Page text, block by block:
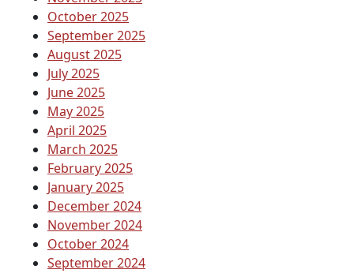
October 2025
September 2025
August 2025
July 2025
June 2025
May 2025
April 2025
March 2025
February 2025
January 2025
December 2024
November 2024
October 2024
September 2024